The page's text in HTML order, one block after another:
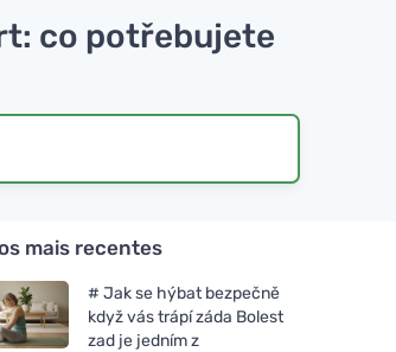
co potřebujete
mais recentes
# Jak se hýbat bezpečně
když vás trápí záda Bolest
zad je jedním z